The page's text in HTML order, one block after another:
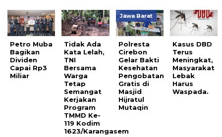
Petro Muba
Bagikan
Dividen
Capai Rp3
Miliar
Tidak Ada
Kata Lelah,
TNI
Bersama
Warga
Tetap
Semangat
Kerjakan
Program
TMMD Ke-
119 Kodim
1623/Karangasem
Jawa Barat
Polresta
Cirebon
Gelar Bakti
Kesehatan
Pengobatan
Gratis di
Masjid
Hijratul
Mutaqin
Kasus DBD
Terus
Meningkat,
Masyarakat
Lebak
Harus
Waspada.